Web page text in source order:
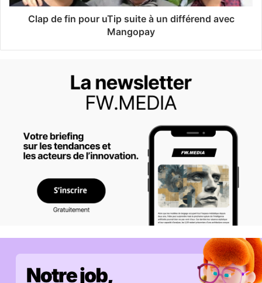
Clap de fin pour uTip suite à un différend avec
Mangopay